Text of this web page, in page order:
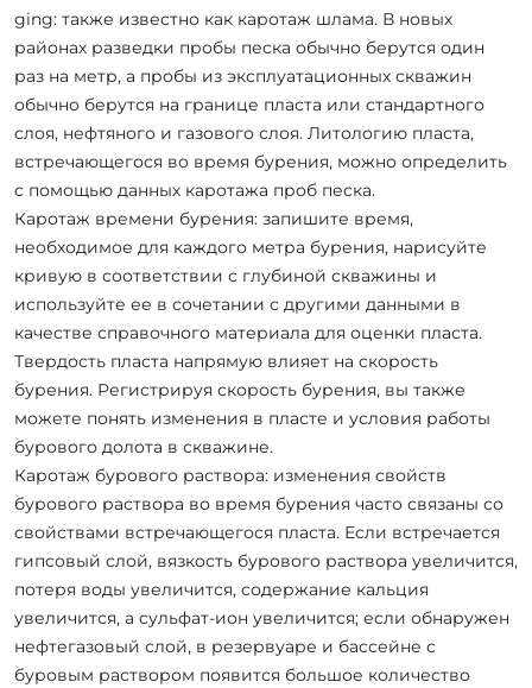
ging: также известно как каротаж шлама. В новых
районах разведки пробы песка обычно берутся один
раз на метр, а пробы из эксплуатационных скважин
обычно берутся на границе пласта или стандартного
слоя, нефтяного и газового слоя. Литологию пласта,
встречающегося во время бурения, можно определить
с помощью данных каротажа проб песка.
Каротаж времени бурения: запишите время,
необходимое для каждого метра бурения, нарисуйте
кривую в соответствии с глубиной скважины и
используйте ее в сочетании с другими данными в
качестве справочного материала для оценки пласта.
Твердость пласта напрямую влияет на скорость
бурения. Регистрируя скорость бурения, вы также
можете понять изменения в пласте и условия работы
бурового долота в скважине.
Каротаж бурового раствора: изменения свойств
бурового раствора во время бурения часто связаны со
свойствами встречающегося пласта. Если встречается
гипсовый слой, вязкость бурового раствора увеличится,
потеря воды увеличится, содержание кальция
увеличится, а сульфат-ион увеличится; если обнаружен
нефтегазовый слой, в резервуаре и бассейне с
буровым раствором появится большое количество